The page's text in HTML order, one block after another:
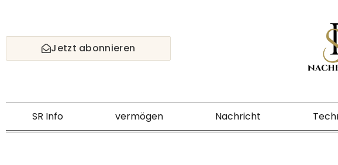
content
Jetzt abonnieren
SR Info vermögen Nachricht